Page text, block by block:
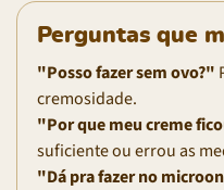
Perguntas que
"Posso fazer sem ovo?"
cremosidade.
"Por que meu creme
suficiente ou errou as
"Dá pra fazer no